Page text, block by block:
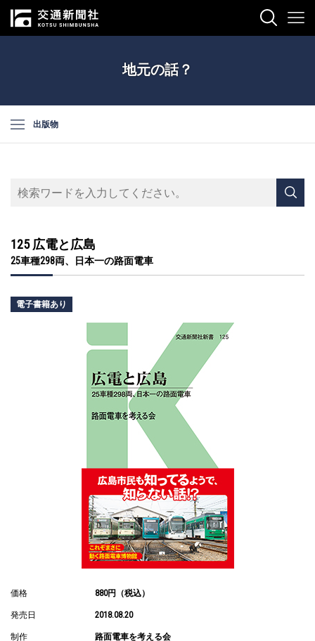
地元の話？
出版物
125 広電と広島
25車種298両、日本一の路面電車
電子書籍あり
価格 880円（税込）
発売日 2018.08.20
制作 路面電車を考える会